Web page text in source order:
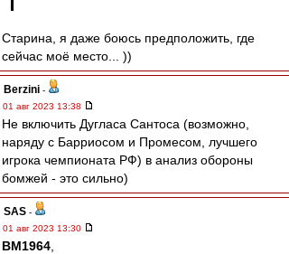
Старина, я даже боюсь предположить, где
сейчас моё место... ))
Berzini -
01 авг 2023 13:38
Не включить Дугласа Сантоса (возможно,
наряду с Барриосом и Промесом, лучшего
игрока чемпионата РФ) в анализ обороны
бомжей - это сильно)
SAS -
01 авг 2023 13:30
BM1964